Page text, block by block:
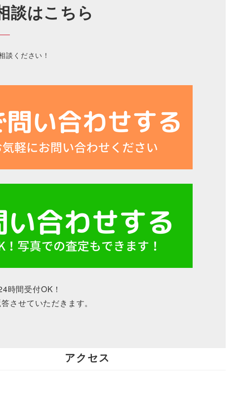
談はこちら
談ください！
時間受付OK！
させていただきます。
アクセス